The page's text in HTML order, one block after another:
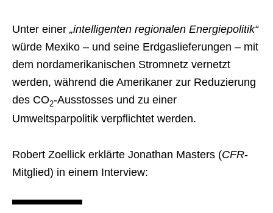
Unter einer „intelligenten regionalen Energiepolitik“
würde Mexiko – und seine Erdgaslieferungen – mit
dem nordamerikanischen Stromnetz vernetzt
werden, während die Amerikaner zur Reduzierung
des CO2-Ausstosses und zu einer
Umweltsparpolitik verpflichtet werden.
Robert Zoellick erklärte Jonathan Masters (CFR-
Mitglied) in einem Interview: